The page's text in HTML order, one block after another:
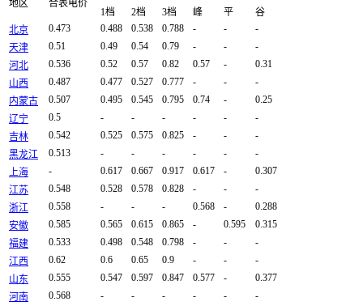
地区 合表电价
1档
2档 3档 峰 平
谷
北京
0.473 0.488 0.538 0.788 - -
-
天津
0.51 0.49 0.54 0.79 - -
-
河北
0.536 0.52 0.57 0.82 0.57 -
0.31
山西
0.487 0.477 0.527 0.777 - -
-
内蒙古
0.507 0.495 0.545 0.795 0.74 -
0.25
辽宁
0.5 - - - - -
-
吉林
0.542 0.525 0.575 0.825 - -
-
黑龙江
0.513 - - - - -
-
上海
- 0.617 0.667 0.917 0.617 -
0.307
江苏
0.548 0.528 0.578 0.828 - -
-
浙江
0.558 - - - 0.568 -
0.288
安徽
0.585 0.565 0.615 0.865 - 0.595
0.315
福建
0.533 0.498 0.548 0.798 - -
-
江西
0.62 0.6 0.65 0.9 - -
-
山东
0.555 0.547 0.597 0.847 0.577 -
0.377
河南
0.568 - - - - -
-